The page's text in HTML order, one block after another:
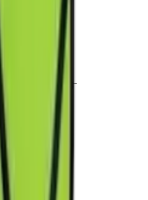
（重度）
覧いただけます